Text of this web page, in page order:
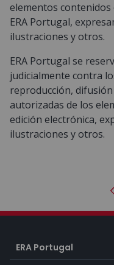
elementos contenidos
ERA Portugal,
ilustraciones y otros.
ERA Portugal se
judicialmente contra
reproducción,
autorizadas de los
edición electrónica,
ilustraciones y otros.
ERA Portugal